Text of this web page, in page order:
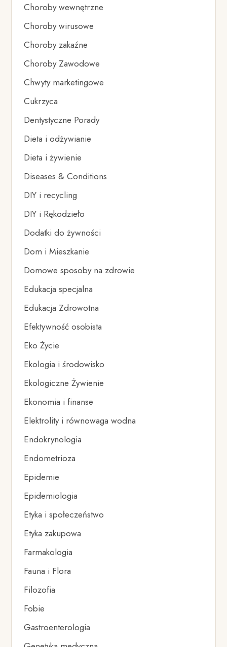
Choroby wewnętrzne
Choroby wirusowe
Choroby zakaźne
Choroby Zawodowe
Chwyty marketingowe
Cukrzyca
Dentystyczne Porady
Dieta i odżywianie
Dieta i żywienie
Diseases & Conditions
DIY i recycling
DIY i Rękodzieło
Dodatki do żywności
Dom i Mieszkanie
Domowe sposoby na zdrowie
Edukacja specjalna
Edukacja Zdrowotna
Efektywność osobista
Eko Życie
Ekologia i środowisko
Ekologiczne Żywienie
Ekonomia i finanse
Elektrolity i równowaga wodna
Endokrynologia
Endometrioza
Epidemie
Epidemiologia
Etyka i społeczeństwo
Etyka zakupowa
Farmakologia
Fauna i Flora
Filozofia
Fobie
Gastroenterologia